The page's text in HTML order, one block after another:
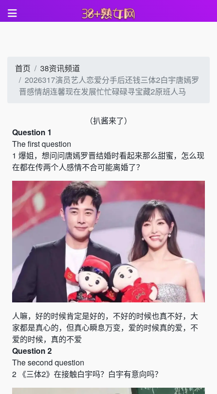
首页
38资讯频道
2026317演员艺人恋爱分手后还钱三体2白宇唐嫣罗
晋感情胡连馨现在发展忙忙碌碌寻宝藏2原班人马
（扒酱来了）
Question 1
The first question
1 爆姐，想问问唐嫣罗晋结婚时看起来那么甜蜜，怎么现
在都在传两个人感情不合可能离婚了？
人嘛，好的时候肯定是好的，不好的时候也真不好，大
家都是真心的，但真心瞬息万变，爱的时候真的爱，不
爱的时候，真的不爱
Question 2
The second question
2 《三体2》 在接触白宇吗？白宇有意向吗？